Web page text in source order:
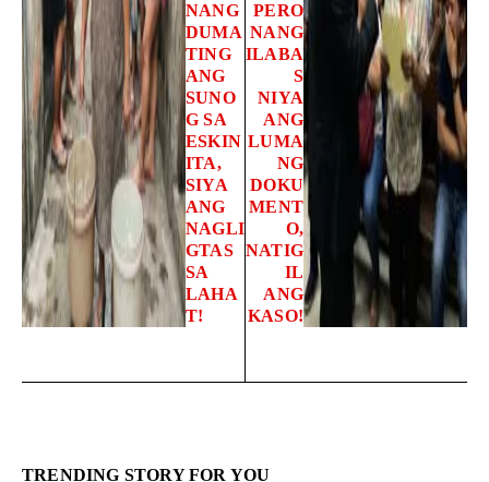
NANG
DUMA
TING
ANG
SUNO
G SA
ESKIN
ITA,
SIYA
ANG
NAGLI
GTAS
SA
LAHA
T!
PERO
NANG
ILABA
S
NIYA
ANG
LUMA
NG
DOKU
MENT
O,
NATIG
IL
ANG
KASO!
TRENDING STORY FOR YOU